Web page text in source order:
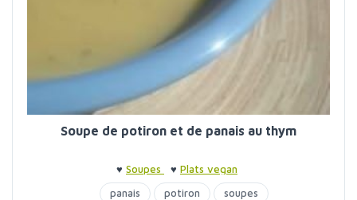
Soupe de potiron et de panais au thym
♥ Soupes ♥ Plats vegan
panais
potiron soupes